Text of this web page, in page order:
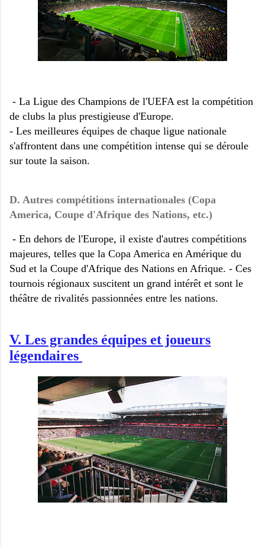
- La Ligue des Champions de l'UEFA est la compétition
de clubs la plus prestigieuse d'Europe.
- Les meilleures équipes de chaque ligue nationale
s'affrontent dans une compétition intense qui se déroule
sur toute la saison.
D. Autres compétitions internationales (Copa
America, Coupe d'Afrique des Nations, etc.)
- En dehors de l'Europe, il existe d'autres compétitions
majeures, telles que la Copa America en Amérique du
Sud et la Coupe d'Afrique des Nations en Afrique. - Ces
tournois régionaux suscitent un grand intérêt et sont le
théâtre de rivalités passionnées entre les nations.
V. Les grandes équipes et joueurs
légendaires